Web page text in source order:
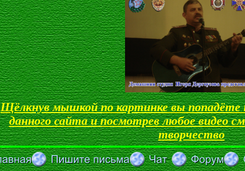
Щёлкнув мышкой по картинке вы попадёте
данного сайта и посмотрев любое видео
творчество